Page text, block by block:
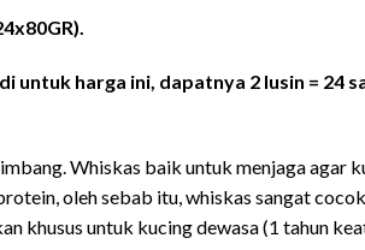
untuk harga ini, dapatnya 2 lusin = 24
Whiskas baik untuk menjaga agar
oleh sebab itu, whiskas sangat
khusus untuk kucing dewasa (1 tahun